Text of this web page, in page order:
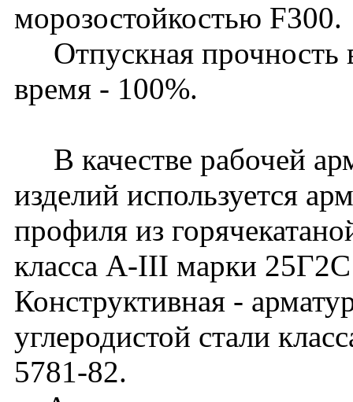
морозостойкостью F300.
Отпускная прочность
время - 100%.
В качестве рабочей
изделий используется
профиля из
класса A-III марки
Конструктивная -
углеродистой стали
5781-82.